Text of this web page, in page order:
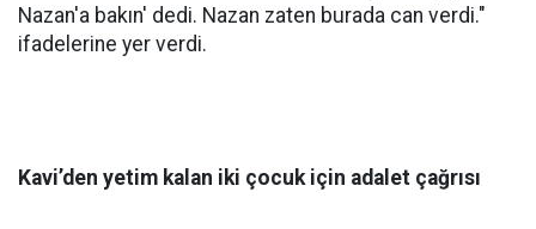
Nazan'a bakın' dedi. Nazan zaten burada can verdi."
ifadelerine yer verdi.
Kavi’den yetim kalan iki çocuk için adalet çağrısı